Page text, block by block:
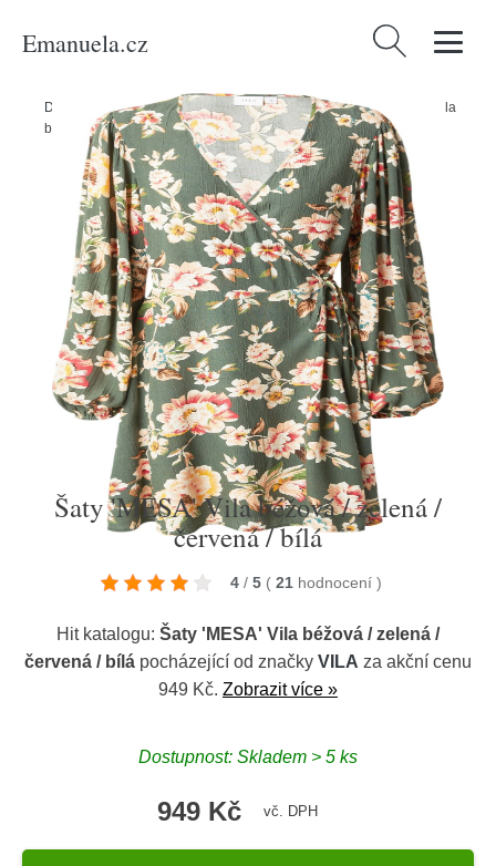
Emanuela.cz Vyhledávání
Domů Produkty/Ženy /Oblečení/Šaty/ Mini šaty/Šaty 'MESA' Vila
béžová / zelená / červená / bílá
Šaty 'MESA' Vila béžová / zelená /
červená / bílá
4 / 5 ( 21 hodnocení )
Hit katalogu: Šaty 'MESA' Vila béžová / zelená /
červená / bílá pocházející od značky VILA za akční cenu
949 Kč. Zobrazit více »
Dostupnost: Skladem > 5 ks
949 Kč vč. DPH